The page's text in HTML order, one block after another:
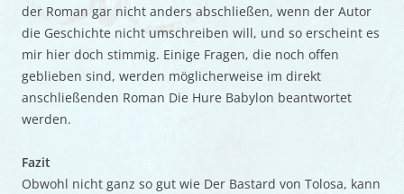
der Roman gar nicht anders abschließen, wenn der Autor
die Geschichte nicht umschreiben will, und so erscheint es
mir hier doch stimmig. Einige Fragen, die noch offen
geblieben sind, werden möglicherweise im direkt
anschließenden Roman Die Hure Babylon beantwortet
werden.
Fazit
Obwohl nicht ganz so gut wie Der Bastard von Tolosa, kann